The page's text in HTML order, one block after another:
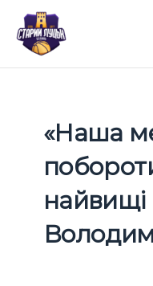
вмісту
«Наша
найвищі